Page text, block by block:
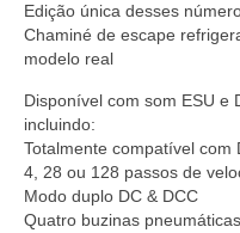
Edição única desses
Chaminé de escape
modelo real
Disponível com som ESU e
incluindo:
Totalmente compatível com
4, 28 ou 128 passos de
Modo duplo DC & DCC
Quatro buzinas